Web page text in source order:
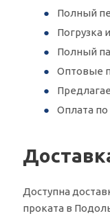
Полный
Погрузка
Полный
Оптовые
Оплата по
Доступна
проката в